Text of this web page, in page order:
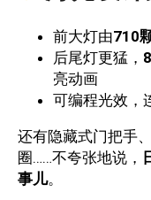
前大灯由710
后尾灯更猛，
亮动画
可编程光效，
还有隐藏式门把手
圈……不夸张地说，
事儿。